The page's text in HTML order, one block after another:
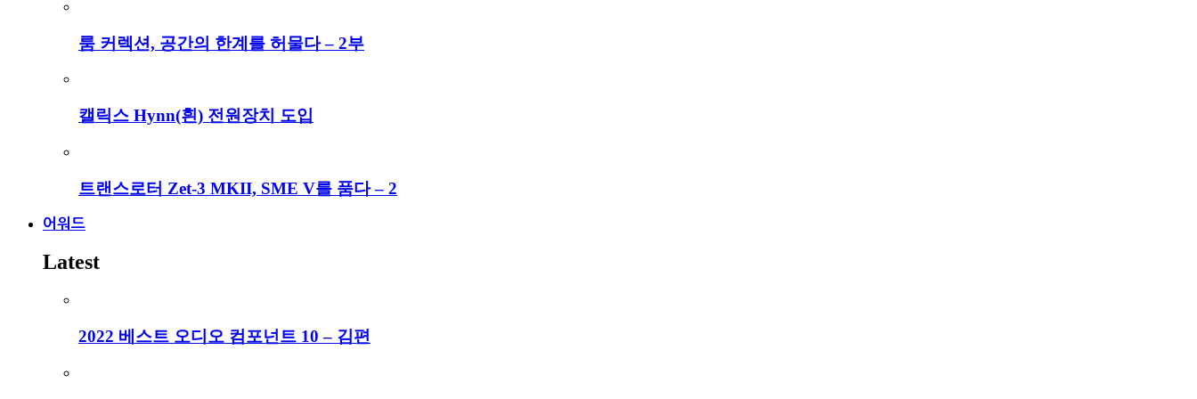
룸 커렉션, 공간의 한계를 허물다 – 2부
캘릭스 Hynn(흰) 전원장치 도입
트랜스로터 Zet-3 MKII, SME V를 품다 – 2
어워드
Latest
2022 베스트 오디오 컴포넌트 10 – 김편